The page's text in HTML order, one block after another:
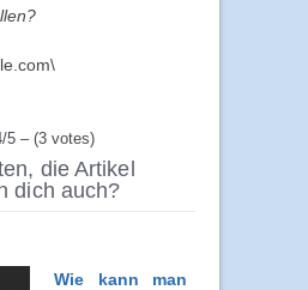
5 – (3 votes)
die Artikel
dich auch?
Wie kann man